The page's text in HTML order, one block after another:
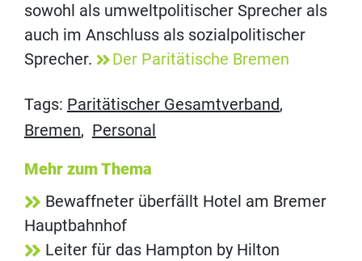
sowohl als umweltpolitischer Sprecher als
auch im Anschluss als sozialpolitischer
Sprecher.
Der Paritätische Bremen
Tags: Paritätischer Gesamtverband,
Bremen, Personal
Mehr zum Thema
Bewaffneter überfällt Hotel am Bremer
Hauptbahnhof
Leiter für das Hampton by Hilton